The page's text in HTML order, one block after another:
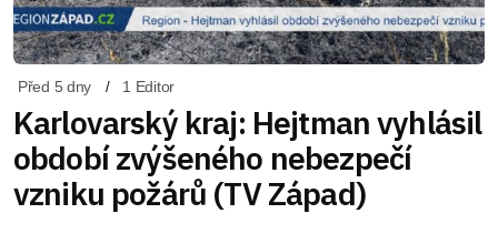
Před 5 dny 1 Editor
Karlovarský kraj: Hejtman vyhlásil
období zvýšeného nebezpečí
vzniku požárů (TV Západ)